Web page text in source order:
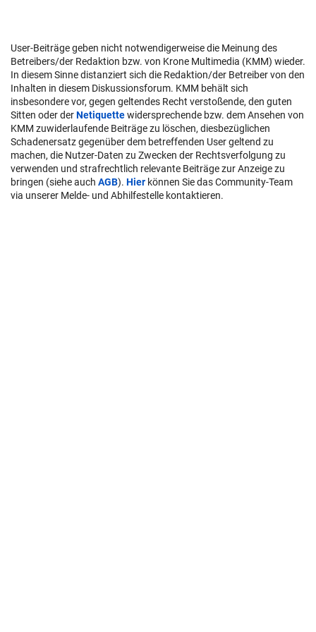
User-Beiträge geben nicht notwendigerweise die Meinung des
Betreibers/der Redaktion bzw. von Krone Multimedia (KMM) wieder.
In diesem Sinne distanziert sich die Redaktion/der Betreiber von den
Inhalten in diesem Diskussionsforum. KMM behält sich
insbesondere vor, gegen geltendes Recht verstoßende, den guten
Sitten oder derNetiquettewidersprechende bzw. dem Ansehen von
KMM zuwiderlaufende Beiträge zu löschen, diesbezüglichen
Schadenersatz gegenüber dem betreffenden User geltend zu
machen, die Nutzer-Daten zu Zwecken der Rechtsverfolgung zu
verwenden und strafrechtlich relevante Beiträge zur Anzeige zu
bringen (siehe auch AGB). Hier können Sie das Community-Team
via unserer Melde- und Abhilfestelle kontaktieren.